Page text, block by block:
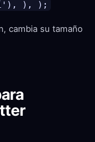
), );
cambia su tamaño